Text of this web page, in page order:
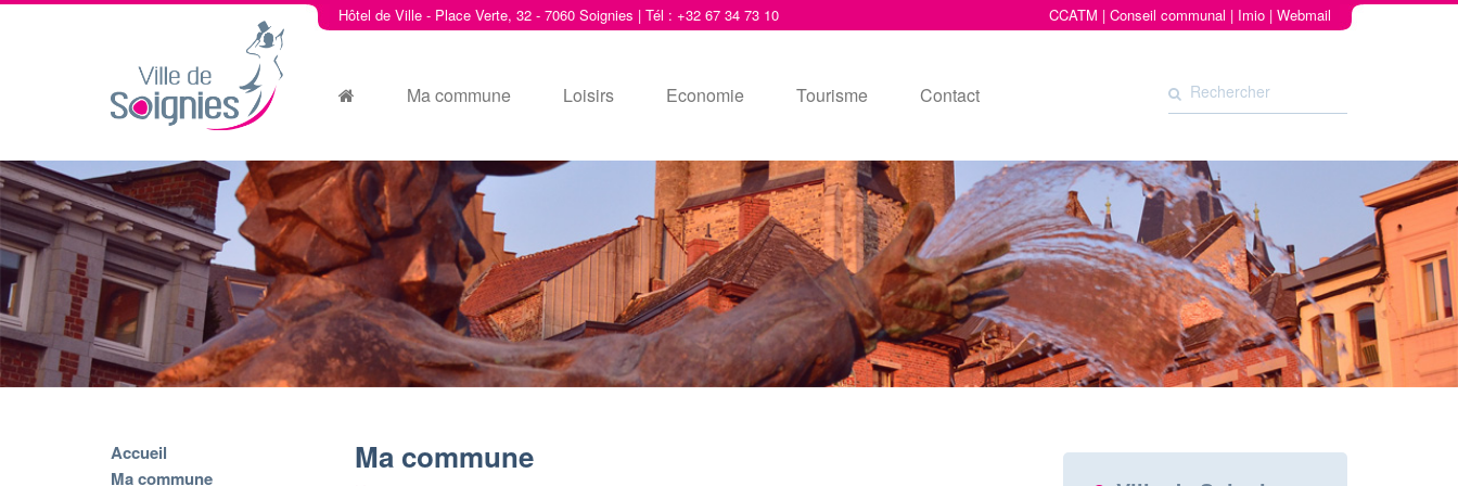
Hôtel de Ville - Place Verte, 32 - 7060 Soignies | Tél : +32 67 34 73 10 CCATM | Conseil communal | Imio | Webmail
Ma commune Loisirs Economie Tourisme Contact
Accueil
Ma commune
Ma commune